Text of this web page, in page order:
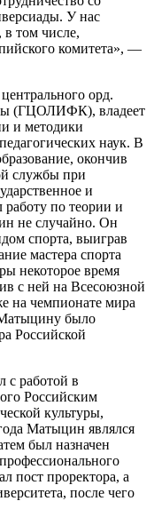
У нас
в том числе,
комитета», —
орд.
(ГЦОЛИФК), владеет
и методики
наук. В
окончив
службы при
и
по теории и
не случайно. Он
спорта, выиграв
мастера спорта
некоторое время
с ней на Всесоюзной
на чемпионате мира
было
Российской
с работой в
Российским
культуры,
Матыцин являлся
был назначен
пост проректора, а
после чего